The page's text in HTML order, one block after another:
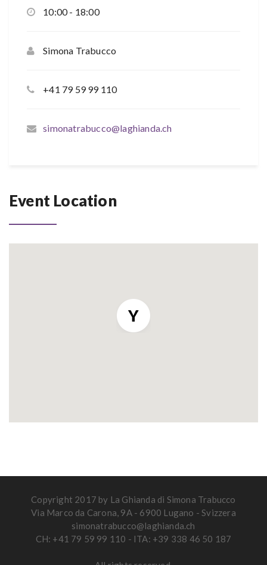
10:00 - 18:00
Simona Trabucco
+41 79 59 99 110
simonatrabucco@laghianda.ch
Event Location
Copyright 2017 by La Ghianda di Simona Trabucco
Via Marco da Carona, 9A - 6900 Lugano - Svizzera
simonatrabucco@laghianda.ch
CH: +41 79 59 99 110 - ITA: +39 338 46 50 187